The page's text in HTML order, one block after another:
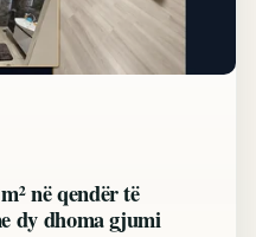
në qendër të
dy dhoma gjumi